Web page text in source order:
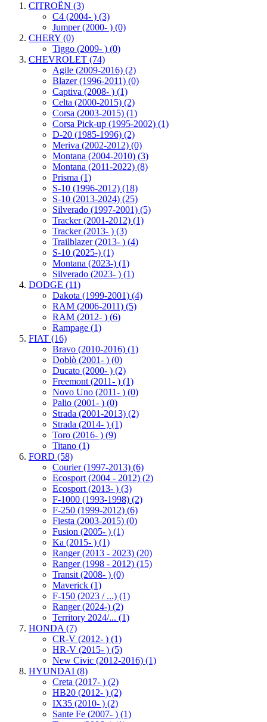
CITROËN (3)
C4 (2004- ) (3)
Jumper (2000- ) (0)
CHERY (0)
Tiggo (2009- ) (0)
CHEVROLET (74)
Agile (2009-2016) (2)
Blazer (1996-2011) (0)
Captiva (2008- ) (1)
Celta (2000-2015) (2)
Corsa (2003-2015) (1)
Corsa Pick-up (1995-2002) (1)
D-20 (1985-1996) (2)
Meriva (2002-2012) (0)
Montana (2004-2010) (3)
Montana (2011-2022) (8)
Prisma (1)
S-10 (1996-2012) (18)
S-10 (2013-2024) (25)
Silverado (1997-2001) (5)
Tracker (2001-2012) (1)
Tracker (2013- ) (3)
Trailblazer (2013- ) (4)
S-10 (2025-) (1)
Montana (2023-) (1)
Silverado (2023- ) (1)
DODGE (11)
Dakota (1999-2001) (4)
RAM (2006-2011) (5)
RAM (2012- ) (6)
Rampage (1)
FIAT (16)
Bravo (2010-2016) (1)
Doblò (2001- ) (0)
Ducato (2000- ) (2)
Freemont (2011- ) (1)
Novo Uno (2011- ) (0)
Palio (2001- ) (0)
Strada (2001-2013) (2)
Strada (2014- ) (1)
Toro (2016- ) (9)
Titano (1)
FORD (58)
Courier (1997-2013) (6)
Ecosport (2004 - 2012) (2)
Ecosport (2013- ) (3)
F-1000 (1993-1998) (2)
F-250 (1999-2012) (6)
Fiesta (2003-2015) (0)
Fusion (2005- ) (1)
Ka (2015- ) (1)
Ranger (2013 - 2023) (20)
Ranger (1998 - 2012) (15)
Transit (2008- ) (0)
Maverick (1)
F-150 (2023 / ...) (1)
Ranger (2024-) (2)
Territory 2024/... (1)
HONDA (7)
CR-V (2012- ) (1)
HR-V (2015- ) (5)
New Civic (2012-2016) (1)
HYUNDAI (8)
Creta (2017- ) (2)
HB20 (2012- ) (2)
IX35 (2010- ) (2)
Sante Fe (2007- ) (1)